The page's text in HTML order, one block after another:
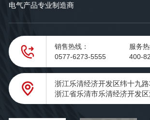
电气产品专业制造商
销售热线：
0577-6273-5555
服务热
400-
浙江乐清经济开发区纬十九
浙江省乐清市乐清经济开发